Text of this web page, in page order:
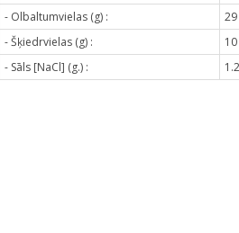
- Olbaltumvielas (g) :
29
- Šķiedrvielas (g) :
10
- Sāls [NaCl] (g.) :
1.2